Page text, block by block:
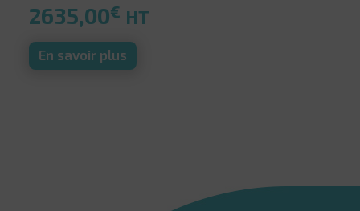
2635,00€ HT
En savoir plus